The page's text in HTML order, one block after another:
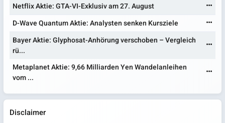
Netflix Aktie: GTA-VI-Exklusiv am 27. August
D-Wave Quantum Aktie: Analysten senken Kursziele
Bayer Aktie: Glyphosat-Anhörung verschoben – Vergleich
rü...
Metaplanet Aktie: 9,66 Milliarden Yen Wandelanleihen
vom ...
Disclaimer